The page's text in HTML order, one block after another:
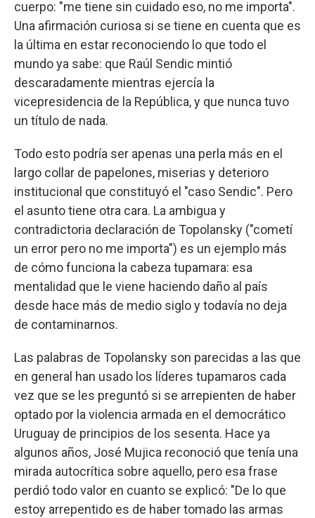
cuerpo: "me tiene sin cuidado eso, no me importa".
Una afirmación curiosa si se tiene en cuenta que es
la última en estar reconociendo lo que todo el
mundo ya sabe: que Raúl Sendic mintió
descaradamente mientras ejercía la
vicepresidencia de la República, y que nunca tuvo
un título de nada.
Todo esto podría ser apenas una perla más en el
largo collar de papelones, miserias y deterioro
institucional que constituyó el "caso Sendic". Pero
el asunto tiene otra cara. La ambigua y
contradictoria declaración de Topolansky ("cometí
un error pero no me importa") es un ejemplo más
de cómo funciona la cabeza tupamara: esa
mentalidad que le viene haciendo daño al país
desde hace más de medio siglo y todavía no deja
de contaminarnos.
Las palabras de Topolansky son parecidas a las que
en general han usado los líderes tupamaros cada
vez que se les preguntó si se arrepienten de haber
optado por la violencia armada en el democrático
Uruguay de principios de los sesenta. Hace ya
algunos años, José Mujica reconoció que tenía una
mirada autocrítica sobre aquello, pero esa frase
perdió todo valor en cuanto se explicó: "De lo que
estoy arrepentido es de haber tomado las armas